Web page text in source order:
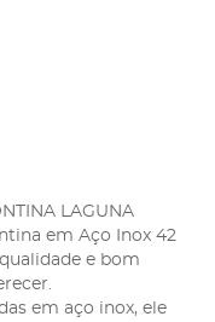
LAGUNA
em Aço Inox 42
e bom
em aço inox, ele